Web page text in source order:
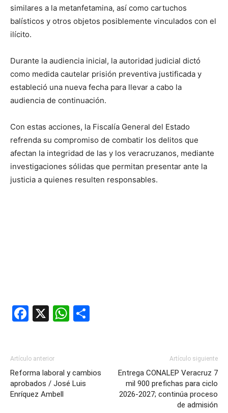
similares a la metanfetamina, así como cartuchos
balísticos y otros objetos posiblemente vinculados con el
ilícito.
Durante la audiencia inicial, la autoridad judicial dictó
como medida cautelar prisión preventiva justificada y
estableció una nueva fecha para llevar a cabo la
audiencia de continuación.
Con estas acciones, la Fiscalía General del Estado
refrenda su compromiso de combatir los delitos que
afectan la integridad de las y los veracruzanos, mediante
investigaciones sólidas que permitan presentar ante la
justicia a quienes resulten responsables.
Facebook
X WhatsApp
Artículo anterior
Reforma laboral y cambios
aprobados / José Luis
Enríquez Ambell
Artículo siguiente
Entrega CONALEP Veracruz 7
mil 900 prefichas para ciclo
2026-2027; continúa proceso
de admisión